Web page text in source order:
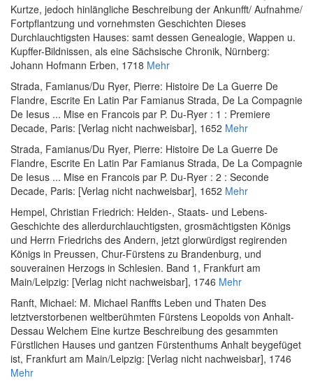
Kurtze, jedoch hinlängliche Beschreibung der Ankunfft/ Aufnahme/
Fortpflantzung und vornehmsten Geschichten Dieses
Durchlauchtigsten Hauses: samt dessen Genealogie, Wappen u.
Kupffer-Bildnissen, als eine Sächsische Chronik, Nürnberg:
Johann Hofmann Erben, 1718 Mehr
Strada, Famianus/Du Ryer, Pierre: Histoire De La Guerre De
Flandre, Escrite En Latin Par Famianus Strada, De La Compagnie
De Iesus ... Mise en Francois par P. Du-Ryer : 1 : Premiere
Decade, Paris: [Verlag nicht nachweisbar], 1652 Mehr
Strada, Famianus/Du Ryer, Pierre: Histoire De La Guerre De
Flandre, Escrite En Latin Par Famianus Strada, De La Compagnie
De Iesus ... Mise en Francois par P. Du-Ryer : 2 : Seconde
Decade, Paris: [Verlag nicht nachweisbar], 1652 Mehr
Hempel, Christian Friedrich: Helden-, Staats- und Lebens-
Geschichte des allerdurchlauchtigsten, grosmächtigsten Königs
und Herrn Friedrichs des Andern, jetzt glorwürdigst regirenden
Königs in Preussen, Chur-Fürstens zu Brandenburg, und
souverainen Herzogs in Schlesien. Band 1 , Frankfurt am
Main/Leipzig: [Verlag nicht nachweisbar], 1746 Mehr
Ranft, Michael: M. Michael Ranffts Leben und Thaten Des
letztverstorbenen weltberühmten Fürstens Leopolds von Anhalt-
Dessau Welchem Eine kurtze Beschreibung des gesammten
Fürstlichen Hauses und gantzen Fürstenthums Anhalt beygefüget
ist, Frankfurt am Main/Leipzig: [Verlag nicht nachweisbar], 1746
Mehr